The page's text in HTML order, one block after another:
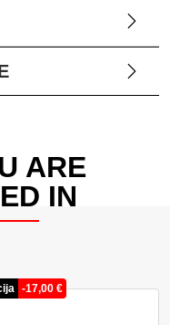
ARE
IN
-17,00 €